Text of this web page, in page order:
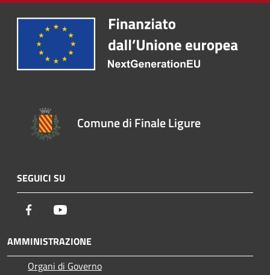
Comune di Finale Ligure
SEGUICI SU
Facebook
AMMINISTRAZIONE
Organi di Governo